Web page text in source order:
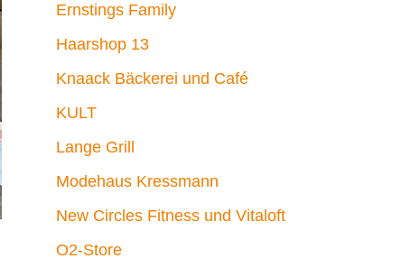
Ernstings Family
Haarshop 13
Knaack Bäckerei und Café
KULT
Lange Grill
Modehaus Kressmann
New Circles Fitness und Vitaloft
O2-Store